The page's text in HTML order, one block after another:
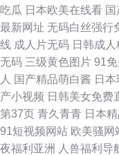
吃瓜 日本欧美在线看
最新网址 无码白丝强行
线 成人片无码 日韩成
无码 三级黄色图片 91
人 国产精品萌白酱 日
产小视频 日韩美女免费
第37页 青久青青 日本
91短视频网站 欧美骚网
夜福利亚洲
人兽福利导